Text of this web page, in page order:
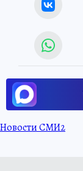
Новости СМИ2